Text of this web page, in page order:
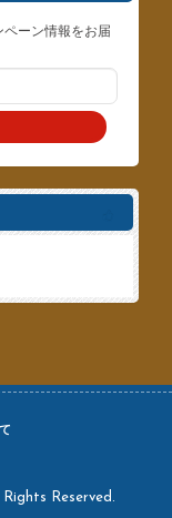
ーン情報をお届
Reserved.